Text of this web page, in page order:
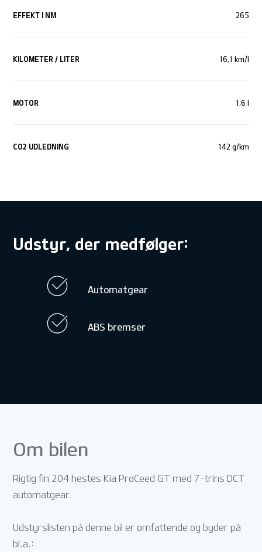
EFFEKT I NM 265
KILOMETER / LITER 16,1 km/l
MOTOR 1,6 l
CO2 UDLEDNING 142 g/km
Udstyr, der medfølger:
Automatgear
ABS bremser
Om bilen
Rigtig fin 204 hestes Kia ProCeed GT med 7-trins DCT
automatgear.
Udstyrslisten på denne bil er omfattende og byder på
bl.a.: